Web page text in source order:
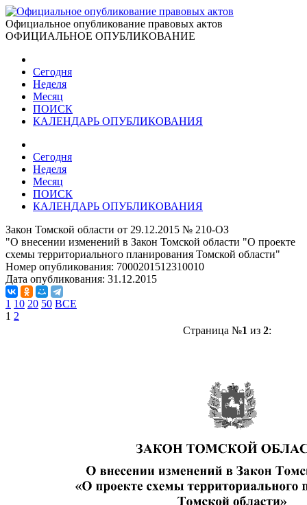
Официальное опубликование правовых актов
ОФИЦИАЛЬНОЕ ОПУБЛИКОВАНИЕ
Сегодня
Неделя
Месяц
ПОИСК
КАЛЕНДАРЬ ОПУБЛИКОВАНИЯ
Сегодня
Неделя
Месяц
ПОИСК
КАЛЕНДАРЬ ОПУБЛИКОВАНИЯ
Закон Томской области от 29.12.2015 № 210-ОЗ
"О внесении изменений в Закон Томской области "О проекте
схемы территориального планирования Томской области"
Номер опубликования: 7000201512310010
Дата опубликования: 31.12.2015
1 10 20 50 ВСЕ
1 2
Страница №1 из 2: